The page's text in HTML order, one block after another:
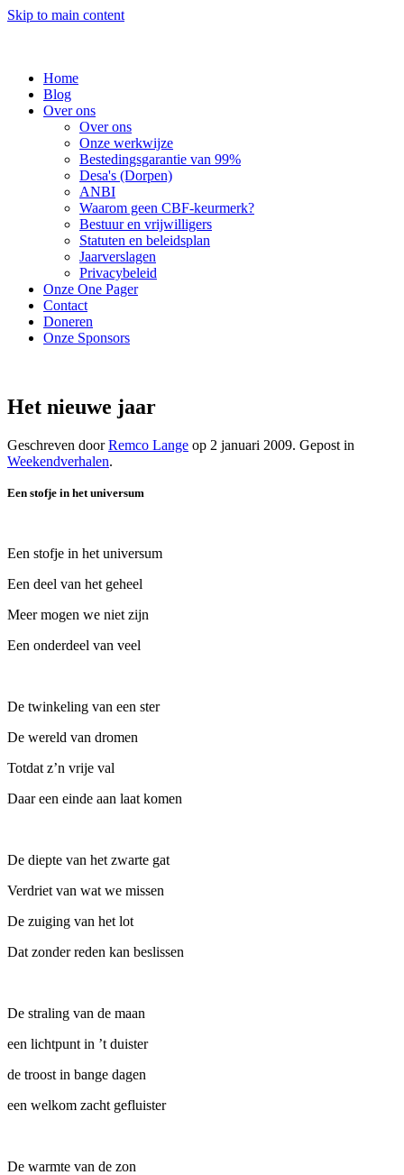
Skip to main content
Home
Blog
Over ons
Over ons
Onze werkwijze
Bestedingsgarantie van 99%
Desa's (Dorpen)
ANBI
Waarom geen CBF-keurmerk?
Bestuur en vrijwilligers
Statuten en beleidsplan
Jaarverslagen
Privacybeleid
Onze One Pager
Contact
Doneren
Onze Sponsors
Het nieuwe jaar
Geschreven doorRemco Lange op 2 januari 2009. Gepost in
Weekendverhalen.
Een stofje in het universum
Een stofje in het universum
Een deel van het geheel
Meer mogen we niet zijn
Een onderdeel van veel
De twinkeling van een ster
De wereld van dromen
Totdat z’n vrije val
Daar een einde aan laat komen
De diepte van het zwarte gat
Verdriet van wat we missen
De zuiging van het lot
Dat zonder reden kan beslissen
De straling van de maan
een lichtpunt in ’t duister
de troost in bange dagen
een welkom zacht gefluister
De warmte van de zon